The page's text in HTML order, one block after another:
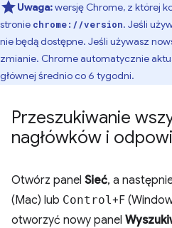
Uwaga:wersję Chrome, z której
stronie chrome://version. Jeśli
nie będą dostępne. Jeśli używasz
zmianie. Chrome automatycznie
głównej średnio co 6 tygodni.
Przeszukiwanie
nagłówków i
Otwórz panel Sieć, a
(Mac) lub Control+F
otworzyć nowy panel